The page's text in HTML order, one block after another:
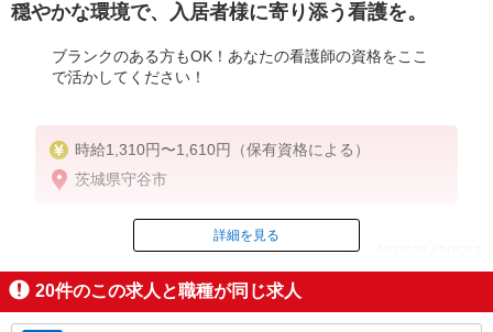
穏やかな環境で、入居者様に寄り添う看護を。
ブランクのある方もOK！あなたの看護師の資格をここ
で活かしてください！
時給1,310円〜1,610円（保有資格による）
茨城県守谷市
ID：AE0521430557
掲載期間終了
詳細を見る
20件のこの求人と職種が同じ求人